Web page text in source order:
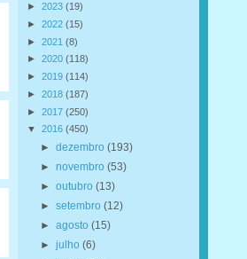
► 2023 (19)
► 2022 (15)
► 2021 (8)
► 2020 (118)
► 2019 (114)
► 2018 (187)
► 2017 (250)
▼ 2016 (450)
► dezembro (193)
► novembro (53)
► outubro (13)
► setembro (12)
► agosto (15)
► julho (6)